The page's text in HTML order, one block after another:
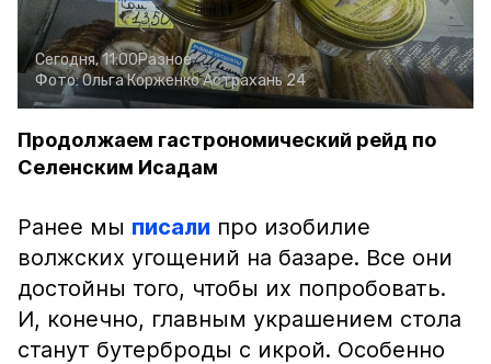
Сегодня, 11:00Разное
Фото:Ольга КорженкоАстрахань 24
Продолжаем гастрономический рейд по
Селенским Исадам
Ранее мы писали про изобилие
волжских угощений на базаре. Все они
достойны того, чтобы их попробовать.
И, конечно, главным украшением стола
станут бутерброды с икрой. Особенно